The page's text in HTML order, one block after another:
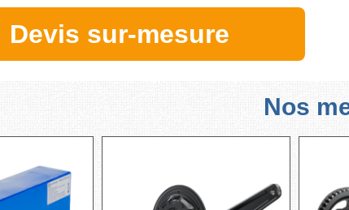
Devis sur-mesure
Nos